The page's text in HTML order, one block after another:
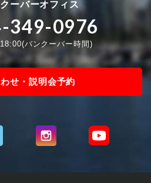
ーバーオフィス
349-0976
バンクーバー時間)
せ・説明会予約